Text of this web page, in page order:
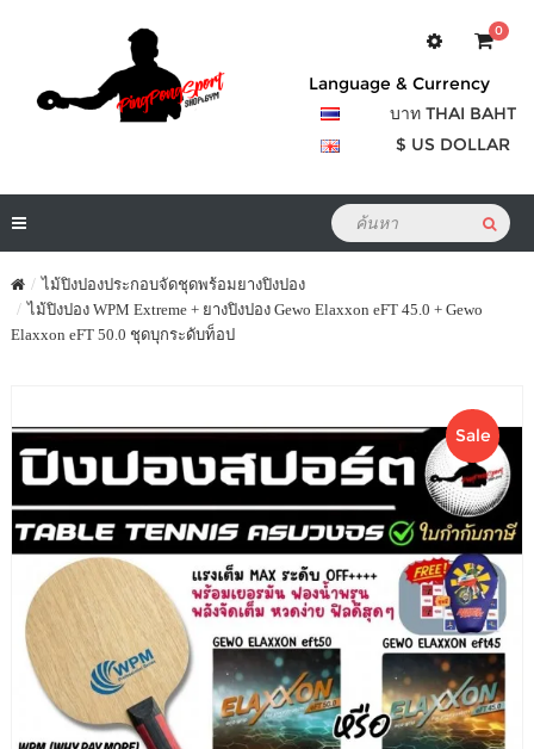
0
Language & Currency
บาท THAI BAHT
$ US DOLLAR
ไม้ปิงปองประกอบจัดชุดพร้อมยางปิงปอง
ไม้ปิงปอง WPM Extreme + ยางปิงปอง Gewo Elaxxon eFT 45.0 + Gewo
Elaxxon eFT 50.0 ชุดบุกระดับท็อป
Sale